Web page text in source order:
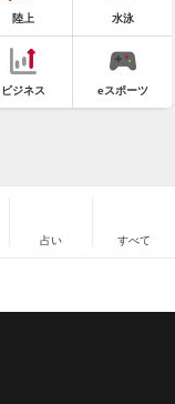
陸上 水泳
ビジネス eスポーツ
占い すべて